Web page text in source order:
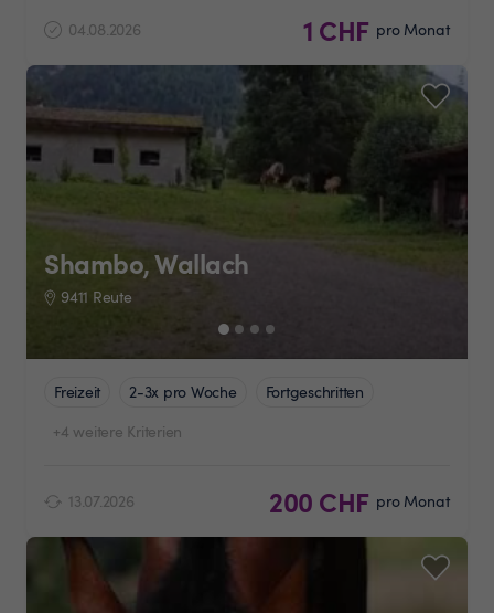
04.08.2026 1 CHF pro Monat
Shambo, Wallach
9411 Reute
Freizeit 2-3x pro Woche
Fortgeschritten
+4 weitere Kriterien
13.07.2026 200 CHF pro Monat